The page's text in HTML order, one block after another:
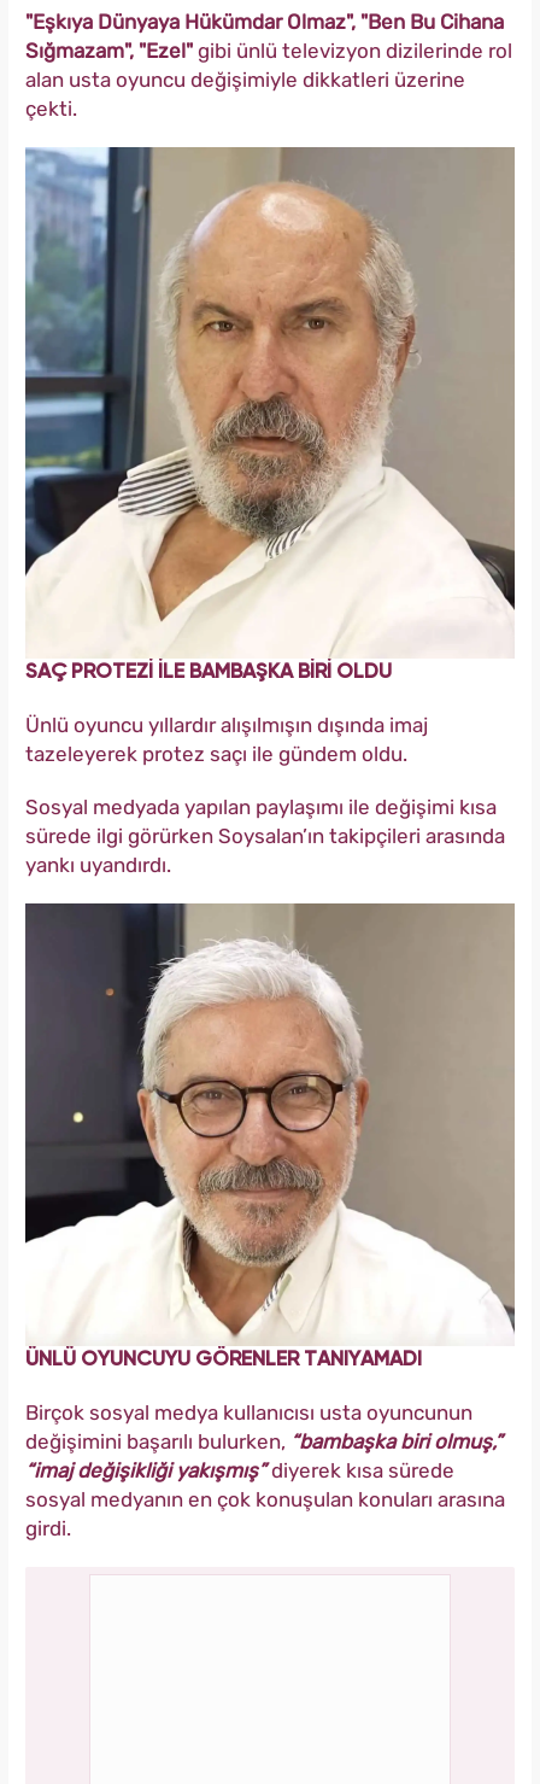
"Eşkıya Dünyaya Hükümdar Olmaz", "Ben Bu Cihana
Sığmazam", "Ezel" gibi ünlü televizyon dizilerinde rol
alan usta oyuncu değişimiyle dikkatleri üzerine
çekti.
SAÇ PROTEZİ İLE BAMBAŞKA BİRİ OLDU
Ünlü oyuncu yıllardır alışılmışın dışında imaj
tazeleyerek protez saçı ile gündem oldu.
Sosyal medyada yapılan paylaşımı ile değişimi kısa
sürede ilgi görürken Soysalan’ın takipçileri arasında
yankı uyandırdı.
ÜNLÜ OYUNCUYU GÖRENLER TANIYAMADI
Birçok sosyal medya kullanıcısı usta oyuncunun
değişimini başarılı bulurken, “bambaşka biri olmuş,”
“imaj değişikliği yakışmış”diyerek kısa sürede
sosyal medyanın en çok konuşulan konuları arasına
girdi.